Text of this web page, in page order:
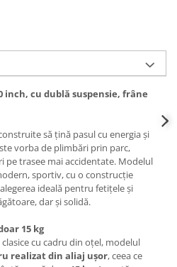
inch, cu dublă suspensie, frâne
să țină pasul cu energia și
vorba de plimbări prin parc,
pe trasee mai accidentate. Modelul
sportiv, cu o construcție
ideală pentru fetițele și
dar și solidă.
15 kg
cu cadru din oțel, modelul
realizat din aliaj ușor, ceea ce